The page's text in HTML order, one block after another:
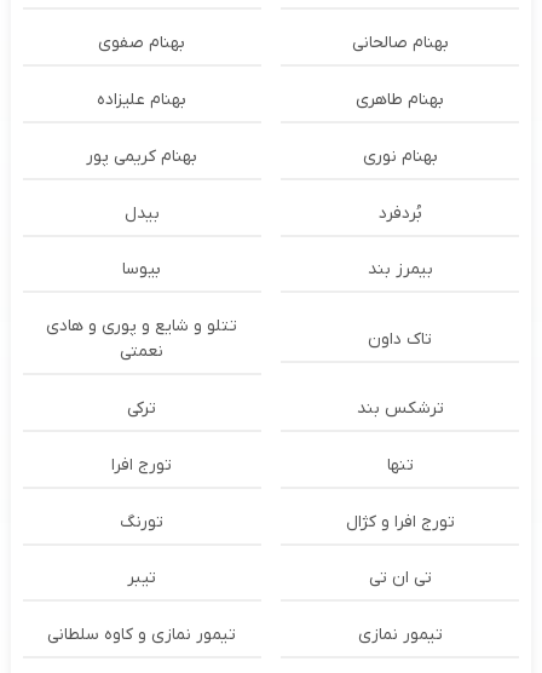
بهنام صالحانی بهنام صفوی
بهنام طاهری بهنام علیزاده
بهنام نوری بهنام کریمی پور
بُردفرد بیدل
بیمرز بند بیوسا
تاک داون
تتلو و شایع و پوری و هادی
نعمتی
ترشكس بند ترکی
تنها تورج افرا
تورج افرا و کژال تورنگ
تی ان تی تیبر
تیمور نمازی تیمور نمازی و کاوه سلطانی